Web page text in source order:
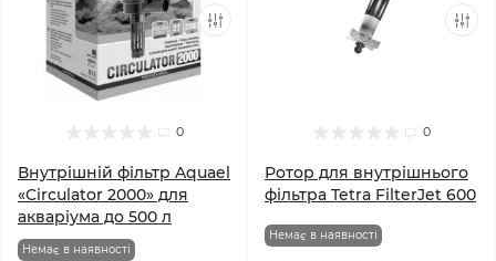
0
Внутрішній фільтр Aquael
«Circulator 2000» для
акваріума до 500 л
Немає в наявності
0
Ротор для внутрішнього
фільтра Tetra FilterJet 600
Немає в наявності